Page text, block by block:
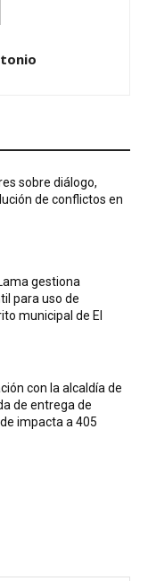
sobre diálogo,
de conflictos en
gestiona
para uso de
municipal de El
con la alcaldía de
de entrega de
impacta a 405